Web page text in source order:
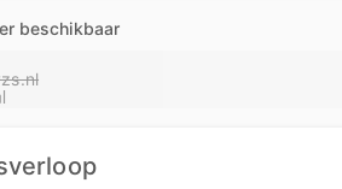
beschikbaar